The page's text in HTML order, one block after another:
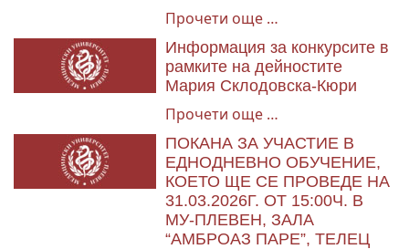
Прочети още …
Информация за конкурсите в
рамките на дейностите
Мария Склодовска-Кюри
Прочети още …
ПОКАНА ЗА УЧАСТИЕ В
ЕДНОДНЕВНО ОБУЧЕНИЕ,
КОЕТО ЩЕ СЕ ПРОВЕДЕ НА
31.03.2026Г. ОТ 15:00Ч. В
МУ-ПЛЕВЕН, ЗАЛА
“АМБРОАЗ ПАРЕ”, ТЕЛЕЦ